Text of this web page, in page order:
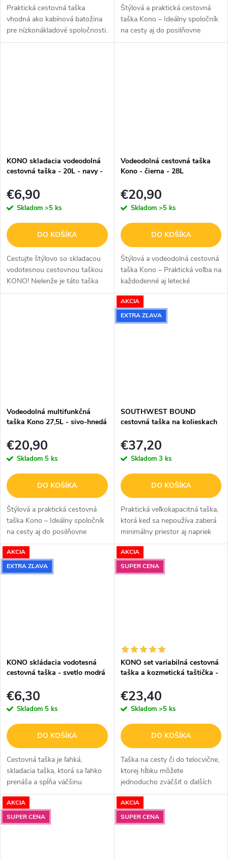
Praktická cestovná taška
vhodná ako kabínová batožina
pre nízkonákladové spoločnosti.
Skvele ju využijete aj ako
Štýlová a praktická cestovná
taška Kono – Ideálny spoločník
na cesty aj do posilňovne
Multifunkčná veľkokapacitná
KONO skladacia vodeodolná
cestovná taška - 20L - navy -
€6,90
Skladom >5 ks
DO KOŠÍKA
Cestujte štýlovo so skladacou
vodotesnou cestovnou taškou
KONO! Nielenže je táto taška
ideálna na krátke cesty a
Vodeodolná cestovná taška
Kono - čierna - 28L
€20,90
Skladom >5 ks
DO KOŠÍKA
Štýlová a vodeodolná cestovná
taška Kono – Praktická voľba na
každodenné aj letecké
cestovanie Kono ľahká
vodeodolná cestovná taška je
dokonalým spoločníkom pre
moderného...
Vodeodolná multifunkčná
taška Kono 27,5L - sivo-hnedá
€20,90
Skladom 5 ks
DO KOŠÍKA
Štýlová a praktická cestovná
taška Kono – Ideálny spoločník
na cesty aj do posilňovne
Multifunkčná veľkokapacitná
taška Kono v sivej farbe je
navrhnutá pre moderného...
AKCIA
EXTRA ZĽAVA
SOUTHWEST BOUND
cestovná taška na kolieskach
€37,20
Skladom 3 ks
DO KOŠÍKA
Praktická veľkokapacitná taška,
ktorá keď sa nepoužíva zaberá
minimálny priestor aj napriek
tomu, že má kolieska a môžete
ju pohodlne prenášať. V navy
prevedení. 80L
AKCIA
EXTRA ZĽAVA
KONO skládacia vodotesná
cestovná taška - svetlo modrá
€6,30
Skladom 5 ks
DO KOŠÍKA
Cestovná taška je ľahká,
skladacia taška, ktorá sa ľahko
prenáša a spĺňa väčšinu
požiadaviek na príručnú
batožinu. V svetlo modrom
prevedení s potlačou kvetov.
AKCIA
SUPER CENA
KONO set variabilná cestovná
taška a kozmetická taštička -
€23,40
Skladom >5 ks
DO KOŠÍKA
Taška na cesty či do telocvične,
ktorej hĺbku môžete
jednoducho zväčšiť o ďalších
12 cm, staší odopnúť zips.
Súčasťou balenia je kozmetická
taštička na toaletné potreby. V...
AKCIA
SUPER CENA
AKCIA
SUPER CENA